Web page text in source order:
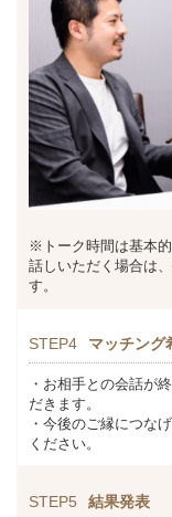
※トーク時間は基本
話しいただく場合は
す。
STEP4 マッチング
・お相手との会話が
だきます。
・今後のご縁につな
ください。
STEP5 結果発表